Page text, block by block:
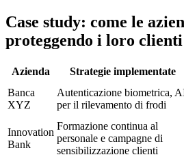
Case study: come le
proteggendo i loro clienti
Azienda Strategie implementate
Banca
XYZ
Autenticazione biometrica,
per il rilevamento di frodi
Innovation
Bank
Formazione continua al
personale e campagne di
sensibilizzazione clienti